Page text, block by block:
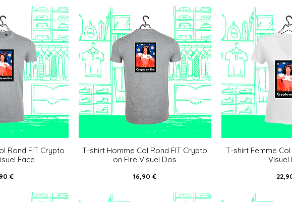
rapide
Rond FIT Crypto
Face
€
Aperçu rapide
T-shirt Homme Col Rond FIT Crypto
on Fire Visuel Dos
Prix
16,90 €
Aperçu
T-shirt Femme
Visuel
Prix